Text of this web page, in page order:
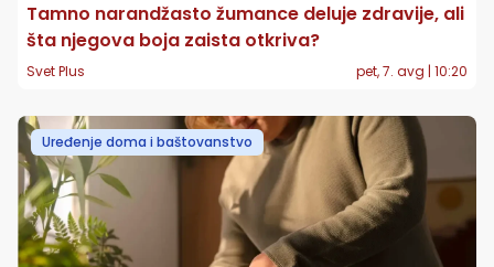
Tamno narandžasto žumance deluje zdravije, ali
šta njegova boja zaista otkriva?
Svet Plus pet, 7. avg | 10:20
Uređenje doma i baštovanstvo